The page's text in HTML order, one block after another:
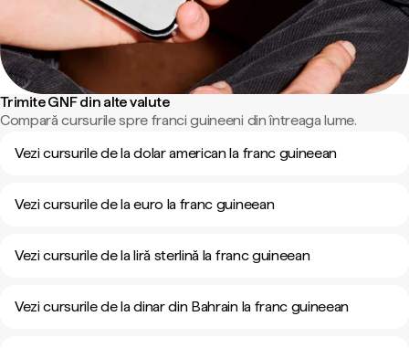
Trimite GNF din alte valute
Compară cursurile spre franci guineeni din întreaga lume.
Vezi cursurile de la dolar american la franc guineean
Vezi cursurile de la euro la franc guineean
Vezi cursurile de la liră sterlină la franc guineean
Vezi cursurile de la dinar din Bahrain la franc guineean